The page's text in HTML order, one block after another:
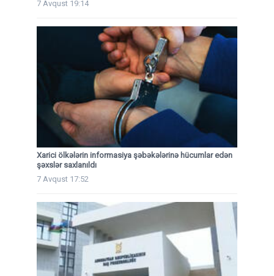
7 Avqust 19:14
Xarici ölkələrin informasiya şəbəkələrinə hücumlar edən
şəxslər saxlanıldı
7 Avqust 17:52